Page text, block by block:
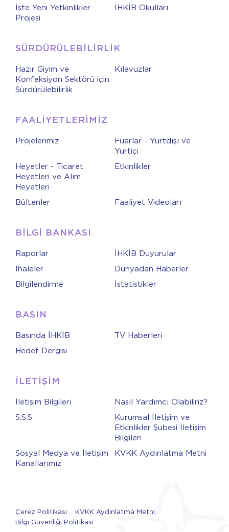
İşte Yeni Yetkinlikler
Projesi
İHKİB Okulları
SÜRDÜRÜLEBİLİRLİK
Hazır Giyim ve
Konfeksiyon Sektörü için
Sürdürülebilirlik
Kılavuzlar
FAALİYETLERİMİZ
Projelerimiz
Fuarlar - Yurtdışı ve
Yurtiçi
Heyetler - Ticaret
Heyetleri ve Alım
Heyetleri
Etkinlikler
Bültenler Faaliyet Videoları
BİLGİ BANKASI
Raporlar
İHKİB Duyurular
İhaleler
Dünyadan Haberler
Bilgilendirme
İstatistikler
BASIN
Basında İHKİB
TV Haberleri
Hedef Dergisi
İLETİŞİM
İletişim Bilgileri
Nasıl Yardımcı Olabiliriz?
S.S.S
Kurumsal İletişim ve
Etkinlikler Şubesi İletişim
Bilgileri
Sosyal Medya ve İletişim
Kanallarımız
KVKK Aydınlatma Metni
Çerez Politikası
KVKK Aydınlatma Metni
Bilgi Güvenliği Politikası